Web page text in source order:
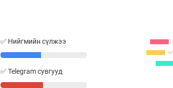
✅ Нийгмийн сүлжээ
✅ Telegram сувгууд